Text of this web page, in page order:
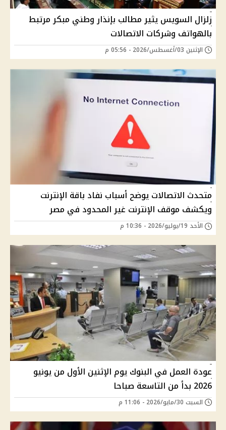
زلزال السويس يثير مطالب بإنذار وطني مبكر مرتبط
بالهواتف وشركات الاتصالات
الإثنين 03/أغسطس/2026 - 05:56 م
متحدث الاتصالات يوضح أسباب نفاد باقة الإنترنت
ويكشف موقف الإنترنت غير المحدود في مصر
الأحد 19/يوليو/2026 - 10:36 م
عودة العمل في البنوك يوم الإثنين الأول من يونيو
2026 بدأ من التاسعة صباحا
السبت 30/مايو/2026 - 11:06 م